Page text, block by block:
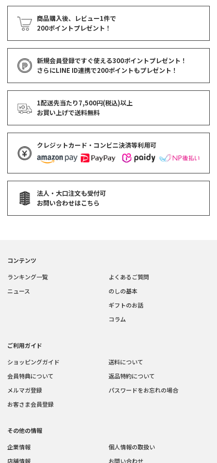
商品購入後、レビュー1件で
200ポイントプレゼント！
新規会員登録ですぐ使える300ポイントプレゼント！
さらにLINE ID連携で200ポイントもプレゼント！
1配送先当たり7,500円(税込)以上
お買い上げで送料無料
クレジットカード・コンビニ決済等利用可
法人・大口注文も受付可
お問い合わせはこちら
コンテンツ
ランキング一覧
ニュース
よくあるご質問
のしの基本
ギフトのお話
コラム
ご利用ガイド
ショッピングガイド
会員特典について
メルマガ登録
お客さま会員登録
送料について
返品特約について
パスワードをお忘れの場合
その他の情報
企業情報
店舗情報
個人情報の取扱い
お問い合わせ